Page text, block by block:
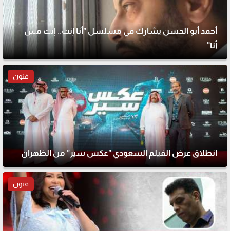
أحمد أبو الحسن يشارك في مسلسل "أنا إنت.. إنت مش
أنا"
فنون
انطلاق عرض الفيلم السعودي "عكس سير" من الظهران
فنون